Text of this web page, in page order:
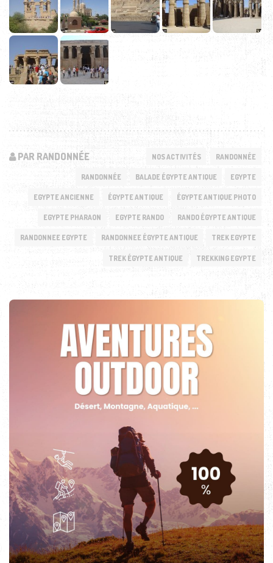
PAR RANDONNÉE NOS ACTIVITÉS RANDONNÉE
RANDONNÉE BALADE ÉGYPTE ANTIQUE EGYPTE
EGYPTE ANCIENNE ÉGYPTE ANTIQUE ÉGYPTE ANTIQUE PHOTO
EGYPTE PHARAON EGYPTE RANDO RANDO ÉGYPTE ANTIQUE
RANDONNEE EGYPTE RANDONNEE ÉGYPTE ANTIQUE TREK EGYPTE
TREK ÉGYPTE ANTIQUE TREKKING EGYPTE